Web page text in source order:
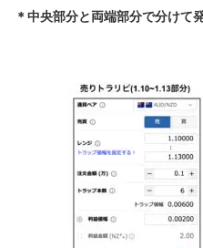
＊中央部分と両端部分で分けて